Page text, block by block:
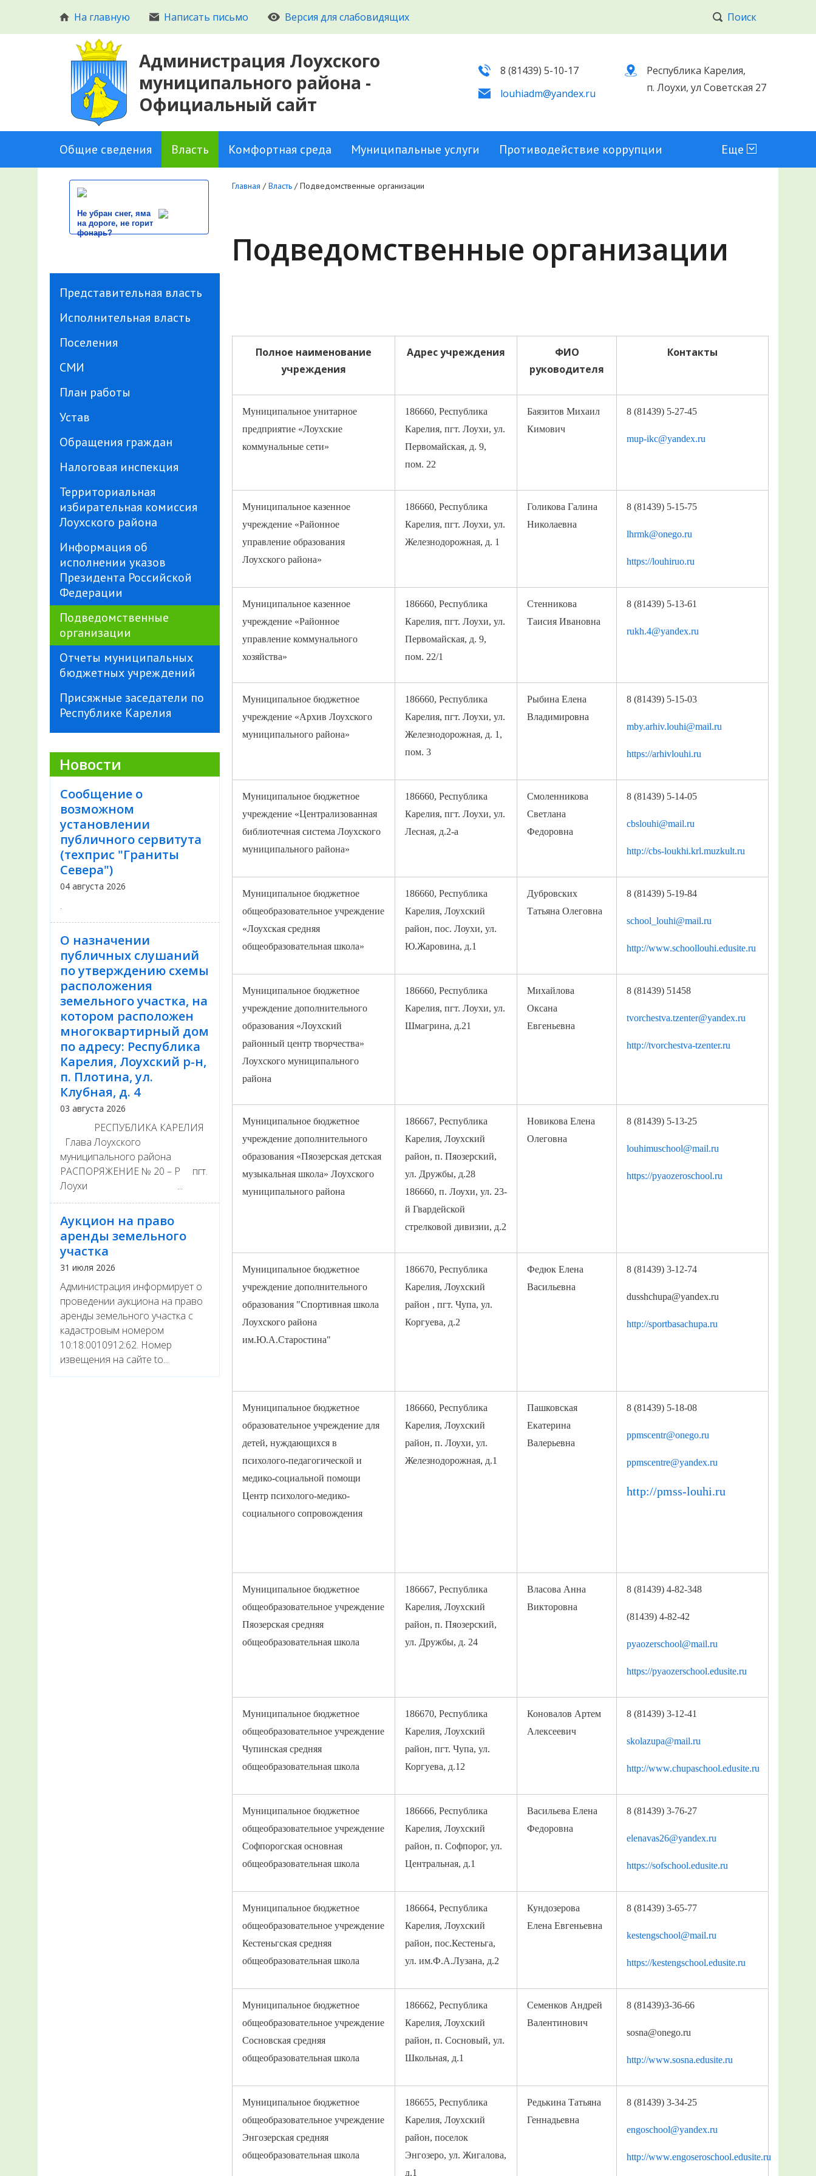
На главную Написать письмо Версия для слабовидящих Поиск
Администрация Лоухского
муниципального района -
Официальный сайт
8 (81439) 5-10-17
louhiadm@yandex.ru
Республика Карелия,
п. Лоухи, ул Советская 27
Общие сведения Власть Комфортная среда Муниципальные услуги Противодействие коррупции Еще
Не убран снег, яма
на дороге, не горит
фонарь?
Представительная власть
Исполнительная власть
Поселения
СМИ
План работы
Устав
Обращения граждан
Налоговая инспекция
Территориальная
избирательная комиссия
Лоухского района
Информация об
исполнении указов
Президента Российской
Федерации
Подведомственные
организации
Отчеты муниципальных
бюджетных учреждений
Присяжные заседатели по
Республике Карелия
Новости
Сообщение о
возможном
установлении
публичного сервитута
(техприс "Граниты
Севера")
04 августа 2026
.
О назначении
публичных слушаний
по утверждению схемы
расположения
земельного участка, на
котором расположен
многоквартирный дом
по адресу: Республика
Карелия, Лоухский р-н,
п. Плотина, ул.
Клубная, д. 4
03 августа 2026
РЕСПУБЛИКА КАРЕЛИЯ
Глава Лоухского
муниципального района
РАСПОРЯЖЕНИЕ № 20 – Р пгт.
Лоухи ...
Аукцион на право
аренды земельного
участка
31 июля 2026
Администрация информирует о
проведении аукциона на право
аренды земельного участка с
кадастровым номером
10:18:0010912:62. Номер
извещения на сайте to...
Главная /Власть /Подведомственные организации
Подведомственные организации
Полное наименование
учреждения
Адрес учреждения
ФИО
руководителя
Контакты
Муниципальное унитарное
предприятие «Лоухские
коммунальные сети»
186660, Республика
Карелия, пгт. Лоухи, ул.
Первомайская, д. 9,
пом. 22
Баязитов Михаил
Кимович
8 (81439) 5-27-45
mup-ikc@yandex.ru
Муниципальное казенное
учреждение «Районное
управление образования
Лоухского района»
186660, Республика
Карелия, пгт. Лоухи, ул.
Железнодорожная, д. 1
Голикова Галина
Николаевна
8 (81439) 5-15-75
lhrmk@onego.ru
https://louhiruo.ru
Муниципальное казенное
учреждение «Районное
управление коммунального
хозяйства»
186660, Республика
Карелия, пгт. Лоухи, ул.
Первомайская, д. 9,
пом. 22/1
Стенникова
Таисия Ивановна
8 (81439) 5-13-61
rukh.4@yandex.ru
Муниципальное бюджетное
учреждение «Архив Лоухского
муниципального района»
186660, Республика
Карелия, пгт. Лоухи, ул.
Железнодорожная, д. 1,
пом. 3
Рыбина Елена
Владимировна
8 (81439) 5-15-03
mby.arhiv.louhi@mail.ru
https://arhivlouhi.ru
Муниципальное бюджетное
учреждение «Централизованная
библиотечная система Лоухского
муниципального района»
186660, Республика
Карелия, пгт. Лоухи, ул.
Лесная, д.2-а
Смоленникова
Светлана
Федоровна
8 (81439) 5-14-05
cbslouhi@mail.ru
http://cbs-loukhi.krl.muzkult.ru
Муниципальное бюджетное
общеобразовательное учреждение
«Лоухская средняя
общеобразовательная школа»
186660, Республика
Карелия, Лоухский
район, пос. Лоухи, ул.
Ю.Жаровина, д.1
Дубровских
Татьяна Олеговна
8 (81439) 5-19-84
school_louhi@mail.ru
http://www.schoollouhi.edusite.ru
Муниципальное бюджетное
учреждение дополнительного
образования «Лоухский
районный центр творчества»
Лоухского муниципального
района
186660, Республика
Карелия, пгт. Лоухи, ул.
Шмагрина, д.21
Михайлова
Оксана
Евгеньевна
8 (81439) 51458
tvorchestva.tzenter@yandex.ru
http://tvorchestva-tzenter.ru
Муниципальное бюджетное
учреждение дополнительного
образования «Пяозерская детская
музыкальная школа» Лоухского
муниципального района
186667, Республика
Карелия, Лоухский
район, п. Пяозерский,
ул. Дружбы, д.28
186660, п. Лоухи, ул. 23-
й Гвардейской
стрелковой дивизии, д.2
Новикова Елена
Олеговна
8 (81439) 5-13-25
louhimuschool@mail.ru
https://pyaozeroschool.ru
Муниципальное бюджетное
учреждение дополнительного
образования "Спортивная школа
Лоухского района
им.Ю.А.Старостина"
186670, Республика
Карелия, Лоухский
район , пгт. Чупа, ул.
Коргуева, д.2
Федюк Елена
Васильевна
8 (81439) 3-12-74
dusshchupa@yandex.ru
http://sportbasachupa.ru
Муниципальное бюджетное
образовательное учреждение для
детей, нуждающихся в
психолого-педагогической и
медико-социальной помощи
Центр психолого-медико-
социального сопровождения
186660, Республика
Карелия, Лоухский
район, п. Лоухи, ул.
Железнодорожная, д.1
Пашковская
Екатерина
Валерьевна
8 (81439) 5-18-08
ppmscentr@onego.ru
ppmscentre@yandex.ru
http://pmss-louhi.ru
Муниципальное бюджетное
общеобразовательное учреждение
Пяозерская средняя
общеобразовательная школа
186667, Республика
Карелия, Лоухский
район, п. Пяозерский,
ул. Дружбы, д. 24
Власова Анна
Викторовна
8 (81439) 4-82-348
(81439) 4-82-42
pyaozerschool@mail.ru
https://pyaozerschool.edusite.ru
Муниципальное бюджетное
общеобразовательное учреждение
Чупинская средняя
общеобразовательная школа
186670, Республика
Карелия, Лоухский
район, пгт. Чупа, ул.
Коргуева, д.12
Коновалов Артем
Алексеевич
8 (81439) 3-12-41
skolazupa@mail.ru
http://www.chupaschool.edusite.ru
Муниципальное бюджетное
общеобразовательное учреждение
Софпорогская основная
общеобразовательная школа
186666, Республика
Карелия, Лоухский
район, п. Софпорог, ул.
Центральная, д.1
Васильева Елена
Федоровна
8 (81439) 3-76-27
elenavas26@yandex.ru
https://sofschool.edusite.ru
Муниципальное бюджетное
общеобразовательное учреждение
Кестеньгская средняя
общеобразовательная школа
186664, Республика
Карелия, Лоухский
район, пос.Кестеньга,
ул. им.Ф.А.Лузана, д.2
Кундозерова
Елена Евгеньевна
8 (81439) 3-65-77
kestengschool@mail.ru
https://kestengschool.edusite.ru
Муниципальное бюджетное
общеобразовательное учреждение
Сосновская средняя
общеобразовательная школа
186662, Республика
Карелия, Лоухский
район, п. Сосновый, ул.
Школьная, д.1
Семенков Андрей
Валентинович
8 (81439)3-36-66
sosna@onego.ru
http://www.sosna.edusite.ru
Муниципальное бюджетное
общеобразовательное учреждение
Энгозерская средняя
общеобразовательная школа
186655, Республика
Карелия, Лоухский
район, поселок
Энгозеро, ул. Жигалова,
д.1
Редькина Татьяна
Геннадьевна
8 (81439) 3-34-25
engoschool@yandex.ru
http://www.engoseroschool.edusite.ru